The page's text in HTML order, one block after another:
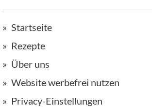
Startseite
Rezepte
Über uns
Website werbefrei nutzen
Privacy-Einstellungen